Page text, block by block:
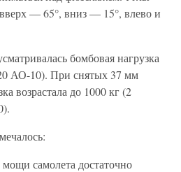
— 65°, вниз — 15°, влево и
бомбовая нагрузка
АО-10). При снятых 37 мм
возрастала до 1000 кг (2
самолета достаточно